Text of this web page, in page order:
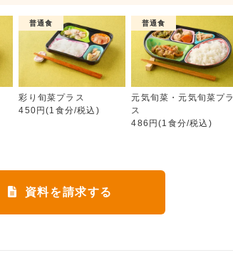
彩り旬菜
普通食
彩り旬菜プラス
450円(1食分/税込)
普通食
元気旬菜・元気旬菜プラ
ス
486円(1食分/税込)
資料を請求する